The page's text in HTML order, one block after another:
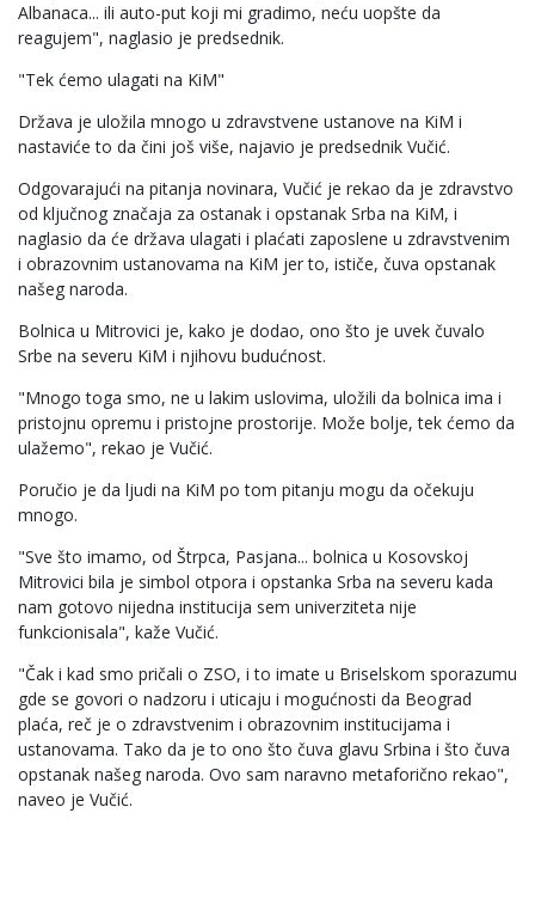
Albanaca... ili auto-put koji mi gradimo, neću uopšte da
reagujem", naglasio je predsednik.
"Tek ćemo ulagati na KiM"
Država je uložila mnogo u zdravstvene ustanove na KiM i
nastaviće to da čini još više, najavio je predsednik Vučić.
Odgovarajući na pitanja novinara, Vučić je rekao da je zdravstvo
od ključnog značaja za ostanak i opstanak Srba na KiM, i
naglasio da će država ulagati i plaćati zaposlene u zdravstvenim
i obrazovnim ustanovama na KiM jer to, ističe, čuva opstanak
našeg naroda.
Bolnica u Mitrovici je, kako je dodao, ono što je uvek čuvalo
Srbe na severu KiM i njihovu budućnost.
"Mnogo toga smo, ne u lakim uslovima, uložili da bolnica ima i
pristojnu opremu i pristojne prostorije. Može bolje, tek ćemo da
ulažemo", rekao je Vučić.
Poručio je da ljudi na KiM po tom pitanju mogu da očekuju
mnogo.
"Sve što imamo, od Štrpca, Pasjana... bolnica u Kosovskoj
Mitrovici bila je simbol otpora i opstanka Srba na severu kada
nam gotovo nijedna institucija sem univerziteta nije
funkcionisala", kaže Vučić.
"Čak i kad smo pričali o ZSO, i to imate u Briselskom sporazumu
gde se govori o nadzoru i uticaju i mogućnosti da Beograd
plaća, reč je o zdravstvenim i obrazovnim institucijama i
ustanovama. Tako da je to ono što čuva glavu Srbina i što čuva
opstanak našeg naroda. Ovo sam naravno metaforično rekao",
naveo je Vučić.